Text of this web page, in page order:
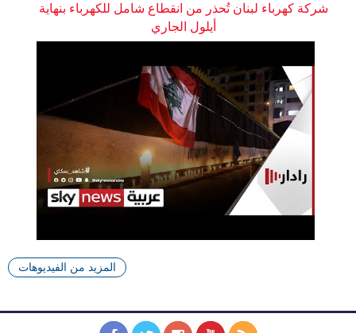
شركة كهرباء لبنان تُحذر من انقطاع شامل للكهرباء بنهاية
أيلول الجاري
المزيد من الفيديوهات